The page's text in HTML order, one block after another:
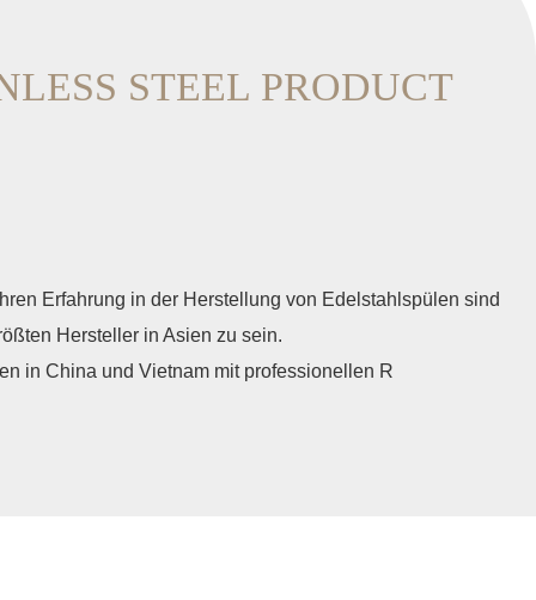
STEEL PRODUCT
Erfahrung in der Herstellung von Edelstahlspülen sind
Hersteller in Asien zu sein.
in China und Vietnam mit professionellen R